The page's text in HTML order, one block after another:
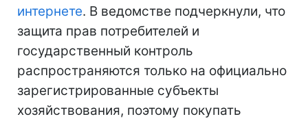
интернете. В ведомстве подчеркнули, что
защита прав потребителей и
государственный контроль
распространяются только на официально
зарегистрированные субъекты
хозяйствования, поэтому покупать